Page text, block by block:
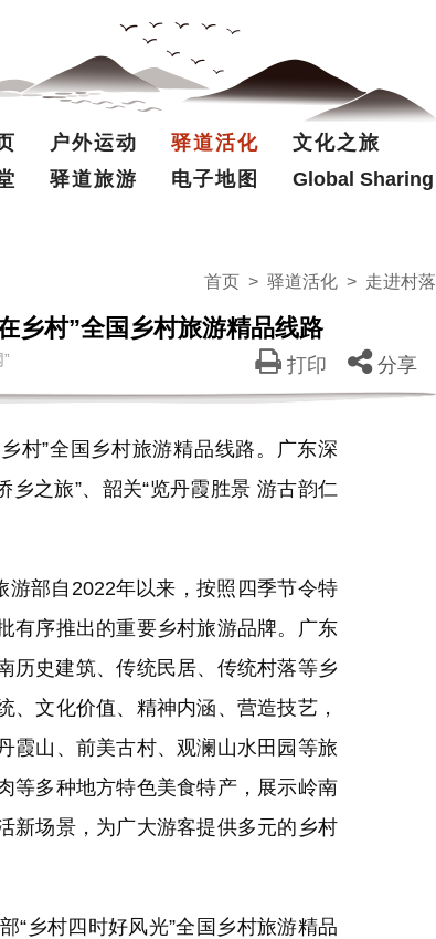
户外运动 驿道活化
文化之旅
驿道旅游 电子地图 Global Sharing
首页 > 驿道活化 > 走进村落
乡村”全国乡村旅游精品线路
” 打印 分享
”全国乡村旅游精品线路。广东深
乡之旅”、韶关“览丹霞胜景 游古韵仁
游部自2022年以来，按照四季节令特
有序推出的重要乡村旅游品牌。广东
历史建筑、传统民居、传统村落等乡
文化价值、精神内涵、营造技艺，
霞山、前美古村、观澜山水田园等旅
等多种地方特色美食特产，展示岭南
新场景，为广大游客提供多元的乡村
乡村四时好风光”全国乡村旅游精品